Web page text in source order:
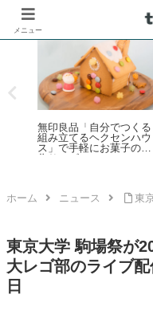
無印良品「自分でつくる
組み立てるヘクセンハウ
ス」で手軽にお菓子の家
作りレビュー
ホーム ニュース 東
東京大学 駒場祭が
大レゴ部のライブ
日
メニュー